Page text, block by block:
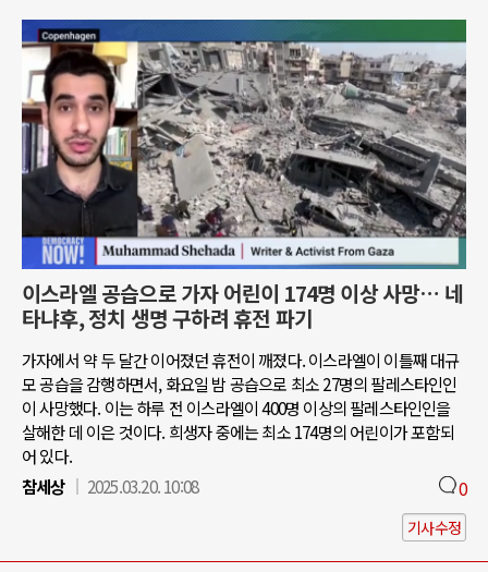
이스라엘 공습으로 가자 어린이 174명 이상 사망… 네
타냐후, 정치 생명 구하려 휴전 파기
가자에서 약 두 달간 이어졌던 휴전이 깨졌다. 이스라엘이 이틀째 대규
모 공습을 감행하면서, 화요일 밤 공습으로 최소 27명의 팔레스타인인
이 사망했다. 이는 하루 전 이스라엘이 400명 이상의 팔레스타인인을
살해한 데 이은 것이다. 희생자 중에는 최소 174명의 어린이가 포함되
어 있다.
참세상
2025.03.20. 10:08 0
기사수정